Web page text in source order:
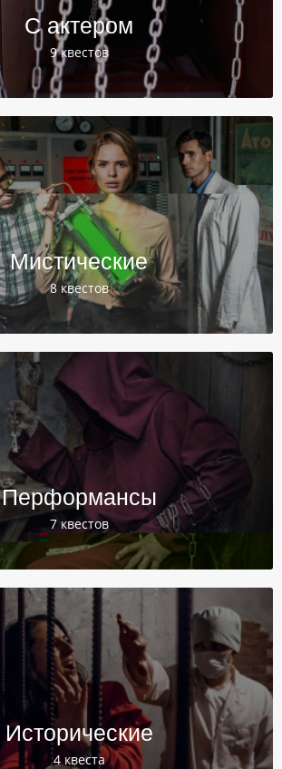
С актером
9 квестов
Мистические
8 квестов
Перформансы
7 квестов
Исторические
4 квеста